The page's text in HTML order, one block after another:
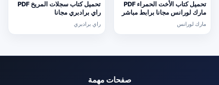
تحميل كتاب الأخت الحمراء PDF
مارك لورانس مجانا برابط مباشر
مارك لورانس
تحميل كتاب سجلات المريخ PDF
راي برادبري مجانا
راي برادبري
صفحات مهمة